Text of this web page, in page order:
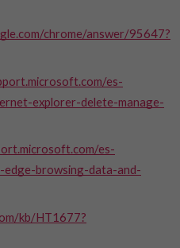
chrome/answer/95647?
es-
explorer-delete-manage-
es-
browsing-data-and-
kb/HT1677?